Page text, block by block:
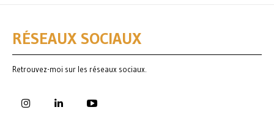
RÉSEAUX SOCIAUX
Retrouvez-moi sur les réseaux sociaux.